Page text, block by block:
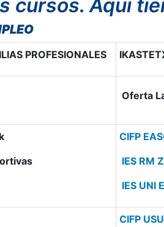
cursos. Aquí
PROFESIONALES
Oferta
CIFP
IES RM
IES UNI
CIFP